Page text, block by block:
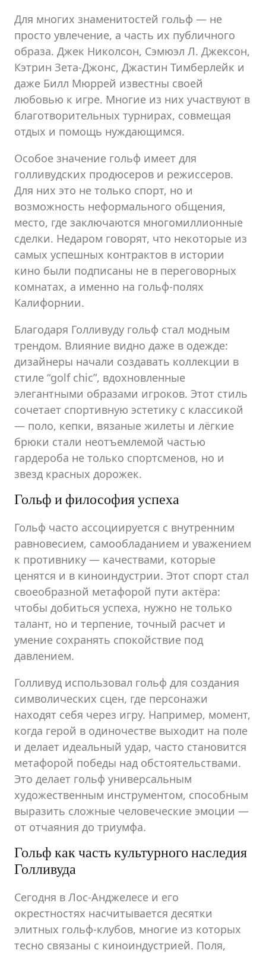
Для многих знаменитостей гольф — не
просто увлечение, а часть их публичного
образа. Джек Николсон, Сэмюэл Л. Джексон,
Кэтрин Зета-Джонс, Джастин Тимберлейк и
даже Билл Мюррей известны своей
любовью к игре. Многие из них участвуют в
благотворительных турнирах, совмещая
отдых и помощь нуждающимся.
Особое значение гольф имеет для
голливудских продюсеров и режиссеров.
Для них это не только спорт, но и
возможность неформального общения,
место, где заключаются многомиллионные
сделки. Недаром говорят, что некоторые из
самых успешных контрактов в истории
кино были подписаны не в переговорных
комнатах, а именно на гольф-полях
Калифорнии.
Благодаря Голливуду гольф стал модным
трендом. Влияние видно даже в одежде:
дизайнеры начали создавать коллекции в
стиле “golf chic”, вдохновленные
элегантными образами игроков. Этот стиль
сочетает спортивную эстетику с классикой
— поло, кепки, вязаные жилеты и лёгкие
брюки стали неотъемлемой частью
гардероба не только спортсменов, но и
звезд красных дорожек.
Гольф и философия успеха
Гольф часто ассоциируется с внутренним
равновесием, самообладанием и уважением
к противнику — качествами, которые
ценятся и в киноиндустрии. Этот спорт стал
своеобразной метафорой пути актёра:
чтобы добиться успеха, нужно не только
талант, но и терпение, точный расчет и
умение сохранять спокойствие под
давлением.
Голливуд использовал гольф для создания
символических сцен, где персонажи
находят себя через игру. Например, момент,
когда герой в одиночестве выходит на поле
и делает идеальный удар, часто становится
метафорой победы над обстоятельствами.
Это делает гольф универсальным
художественным инструментом, способным
выразить сложные человеческие эмоции —
от отчаяния до триумфа.
Гольф как часть культурного наследия
Голливуда
Сегодня в Лос-Анджелесе и его
окрестностях насчитывается десятки
элитных гольф-клубов, многие из которых
тесно связаны с киноиндустрией. Поля,